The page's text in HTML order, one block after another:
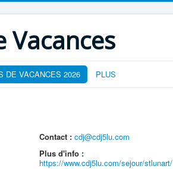
Vacances
DE VACANCES 2026 PLUS
Contact : cdj@cdj5lu.com
Plus d'info :
https://www.cdj5lu.com/sejour/stlunart/